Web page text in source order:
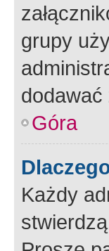
grupy
dodawać
Góra
Każdy